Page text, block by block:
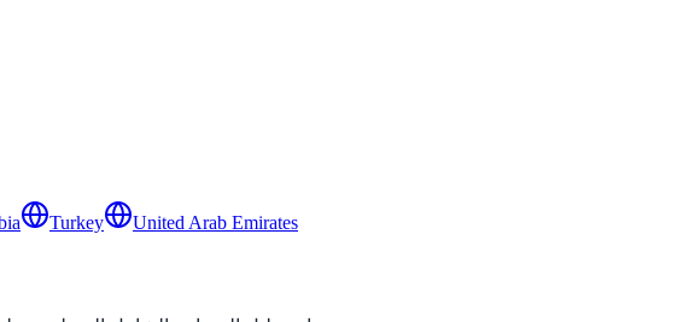
Turkey United Arab Emirates